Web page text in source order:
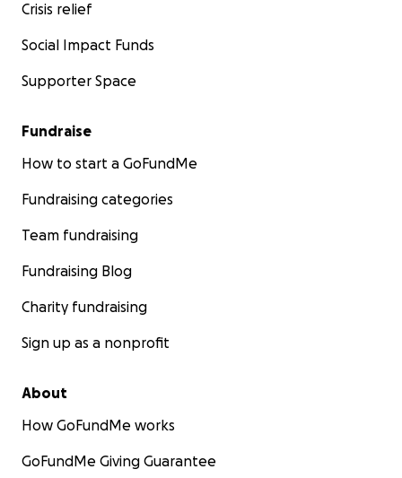
Crisis relief
Social Impact Funds
Supporter Space
Fundraise
How to start a GoFundMe
Fundraising categories
Team fundraising
Fundraising Blog
Charity fundraising
Sign up as a nonprofit
About
How GoFundMe works
GoFundMe Giving Guarantee